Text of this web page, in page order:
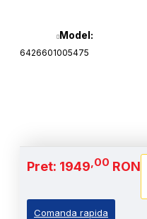
Model:
6426601005475
Pret: 1949,00 RON
Comanda rapida
Baterie
Stoc